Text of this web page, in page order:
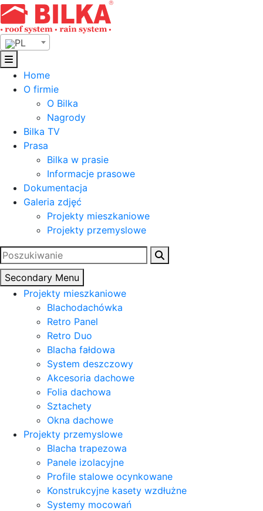
Skip
to
content
PL
Home
O firmie
O Bilka
Nagrody
Bilka TV
Prasa
Bilka w prasie
Informacje prasowe
Dokumentacja
Galeria zdjęć
Projekty mieszkaniowe
Projekty przemyslowe
Szukaj:
Secondary Menu
Projekty mieszkaniowe
Blachodachówka
Retro Panel
Retro Duo
Blacha fałdowa
System deszczowy
Akcesoria dachowe
Folia dachowa
Sztachety
Okna dachowe
Projekty przemyslowe
Blacha trapezowa
Panele izolacyjne
Profile stalowe ocynkowane
Konstrukcyjne kasety wzdłużne
Systemy mocowań